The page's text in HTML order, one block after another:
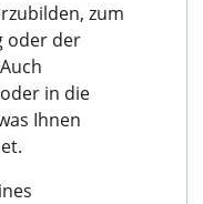
zum
oder der
in die
Ihnen